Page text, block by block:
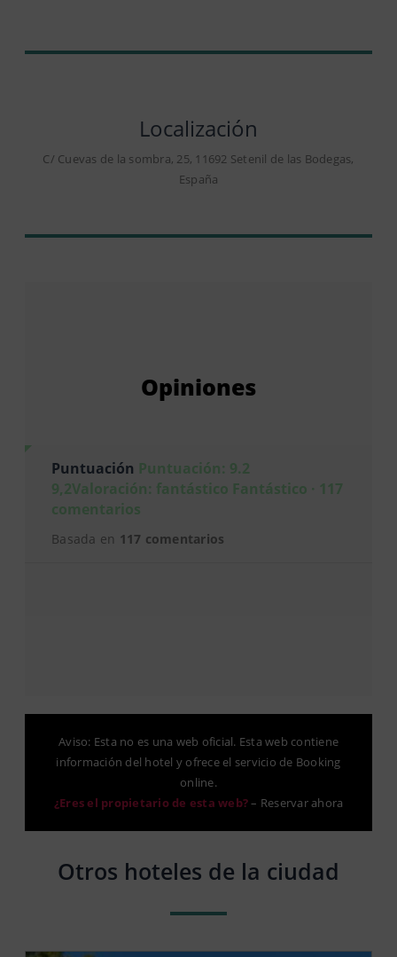
Localización
C/ Cuevas de la sombra, 25, 11692 Setenil de las Bodegas,
España
Opiniones
Puntuación Puntuación: 9.2
9,2Valoración: fantástico Fantástico · 117
comentarios
Basada en 117 comentarios
Aviso: Esta no es una web oficial. Esta web contiene
información del hotel y ofrece el servicio de Booking
online.
¿Eres el propietario de esta web?– Reservar ahora
Otros hoteles de la ciudad